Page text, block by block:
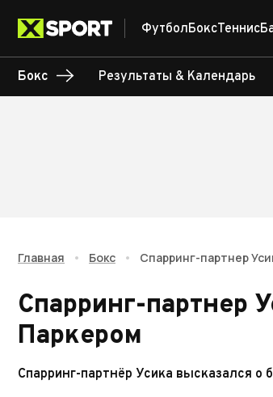
ФутболБоксТеннис
Бокс Результаты & Календарь
Главная • Бокс • Спарринг-партнер
Спарринг-партнер
Паркером
Спарринг-партнёр Усика высказался о